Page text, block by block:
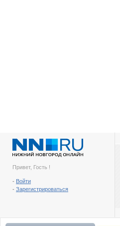
Привет, Гость !
- Войти
- Зарегистрироваться